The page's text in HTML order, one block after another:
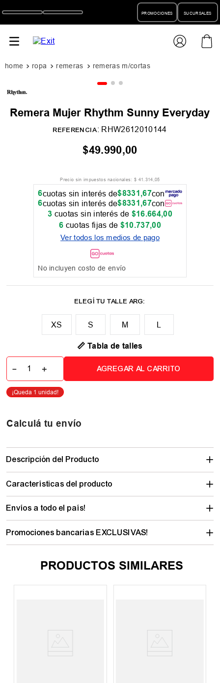
PROMOCIONES SUCURSALES
ropa remeras remeras m/cortas
Remera Mujer Rhythm Sunny Everyday
REFERENCIA: RHW2612010144
$49.990,00
Precio sin impuestos nacionales: $ 41.314,05
6cuotas sin interés de$8331,67con
6cuotas sin interés de$8331,67con
3 cuotas sin interés de $16.664,00
6 cuotas fijas de $10.737,00
Ver todos los medios de pago
No incluyen costo de envío
XS M L
📏 Tabla de talles
＋
－ AGREGAR AL CARRITO
Calculá tu envío
Descripción del Producto
Características del producto
Envíos a todo el país!
Promociones bancarias EXCLUSIVAS!
PRODUCTOS SIMILARES